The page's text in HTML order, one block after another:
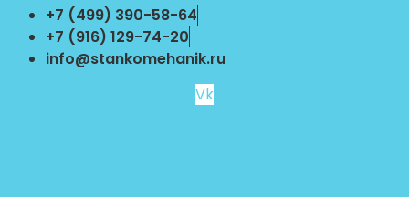
Перейти
содержимому
+7 (499) 390-58-64
+7 (916) 129-74-20
info@stankomehanik.ru
Vk